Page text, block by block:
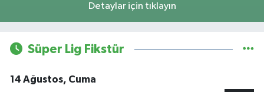
Detaylar için tıklayın
Süper Lig Fikstür
14 Ağustos, Cuma